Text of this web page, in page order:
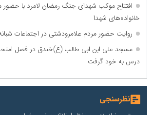
افتتاح موکب شهدای جنگ رمضان لامرد با حضور
خانواده‌های شهدا
روایت حضور مردم علامرودشتی در اجتماعات
مسجد علی ابن ابی طالب (ع)خندق در فصل
درس به خود گرفت
نظرسنجی